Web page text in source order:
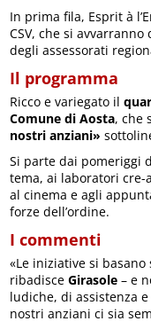
In prima fila, Esprit à
CSV, che si
degli assessorati
Il programma
Ricco e variegato il
Comune di Aosta, che
nostri anziani»
Si parte dai pomeriggi
tema, ai laboratori
al cinema e agli
forze dell’ordine.
I commenti
«Le iniziative si
ribadisceGirasole – e
ludiche, di assistenza
nostri anziani ci sia